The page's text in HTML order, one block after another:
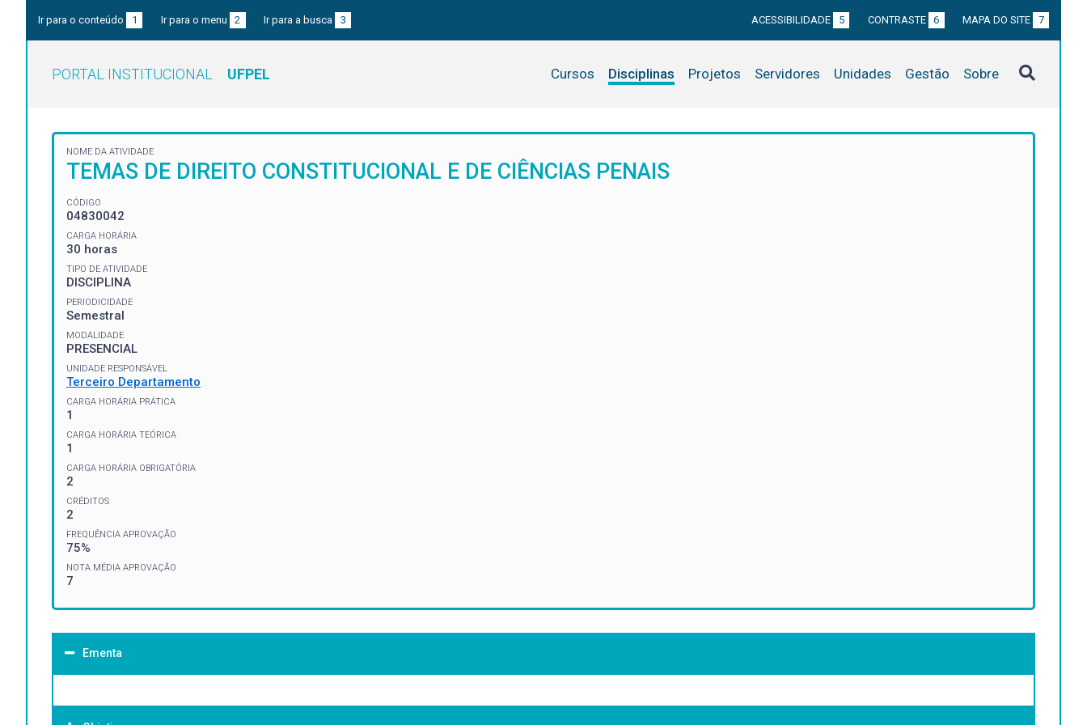
Ir para o conteúdo 1 Ir para o menu 2 Ir para a busca 3 ACESSIBILIDADE 5 CONTRASTE 6 MAPA DO SITE 7
PORTAL INSTITUCIONAL UFPEL Cursos Disciplinas Projetos Servidores Unidades Gestão Sobre
NOME DA ATIVIDADE
TEMAS DE DIREITO CONSTITUCIONAL E DE CIÊNCIAS PENAIS
CÓDIGO
04830042
CARGA HORÁRIA
30 horas
TIPO DE ATIVIDADE
DISCIPLINA
PERIODICIDADE
Semestral
MODALIDADE
PRESENCIAL
UNIDADE RESPONSÁVEL
Terceiro Departamento
CARGA HORÁRIA PRÁTICA
1
CARGA HORÁRIA TEÓRICA
1
CARGA HORÁRIA OBRIGATÓRIA
2
CRÉDITOS
2
FREQUÊNCIA APROVAÇÃO
75%
NOTA MÉDIA APROVAÇÃO
7
Ementa